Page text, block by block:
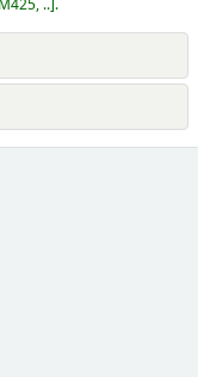
.. .